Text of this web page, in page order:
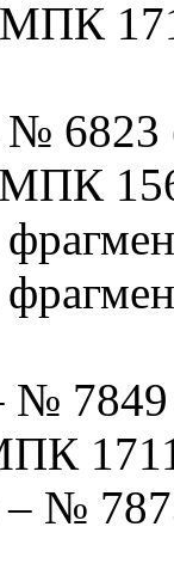
6823
№
№